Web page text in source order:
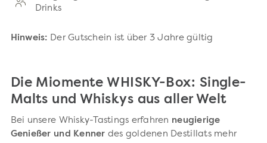
Drinks
Hinweis: Der Gutschein ist über 3 Jahre gültig
Die Miomente WHISKY-Box: Single-
Malts und Whiskys aus aller Welt
Bei unsere Whisky-Tastings erfahren neugierige
Genießer und Kenner des goldenen Destillats mehr